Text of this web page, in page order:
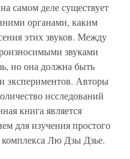
самом деле существует
органами, каким
этих звуков. Между
звуками
но она должна быть
экспериментов. Авторы
исследований
книга является
для изучения простого
Лю Дзы Дзье.